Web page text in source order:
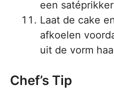
een
Laat de cake
afkoelen
uit de vorm
Chef’s Tip